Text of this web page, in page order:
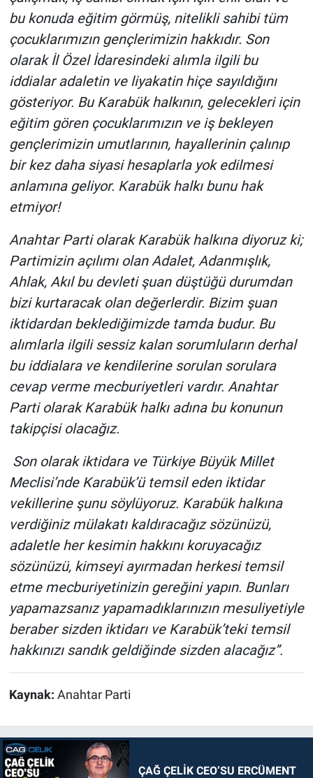
bu konuda eğitim görmüş, nitelikli sahibi tüm
çocuklarımızın gençlerimizin hakkıdır. Son
olarak İl Özel İdaresindeki alımla ilgili bu
iddialar adaletin ve liyakatin hiçe sayıldığını
gösteriyor. Bu Karabük halkının, gelecekleri için
eğitim gören çocuklarımızın ve iş bekleyen
gençlerimizin umutlarının, hayallerinin çalınıp
bir kez daha siyasi hesaplarla yok edilmesi
anlamına geliyor. Karabük halkı bunu hak
etmiyor!
Anahtar Parti olarak Karabük halkına diyoruz ki;
Partimizin açılımı olan Adalet, Adanmışlık,
Ahlak, Akıl bu devleti şuan düştüğü durumdan
bizi kurtaracak olan değerlerdir. Bizim şuan
iktidardan beklediğimizde tamda budur. Bu
alımlarla ilgili sessiz kalan sorumluların derhal
bu iddialara ve kendilerine sorulan sorulara
cevap verme mecburiyetleri vardır. Anahtar
Parti olarak Karabük halkı adına bu konunun
takipçisi olacağız.
Son olarak iktidara ve Türkiye Büyük Millet
Meclisi’nde Karabük’ü temsil eden iktidar
vekillerine şunu söylüyoruz. Karabük halkına
verdiğiniz mülakatı kaldıracağız sözünüzü,
adaletle her kesimin hakkını koruyacağız
sözünüzü, kimseyi ayırmadan herkesi temsil
etme mecburiyetinizin gereğini yapın. Bunları
yapamazsanız yapamadıklarınızın mesuliyetiyle
beraber sizden iktidarı ve Karabük’teki temsil
hakkınızı sandık geldiğinde sizden alacağız”.
Kaynak: Anahtar Parti
ÇAĞ ÇELİK CEO’SU ERCÜMENT